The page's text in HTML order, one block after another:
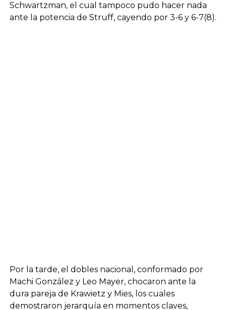
Schwartzman, el cual tampoco pudo hacer nada
ante la potencia de Struff, cayendo por 3-6 y 6-7(8).
Por la tarde, el dobles nacional, conformado por
Machi González y Leo Mayer, chocaron ante la
dura pareja de Krawietz y Mies, los cuales
demostraron jerarquía en momentos claves,